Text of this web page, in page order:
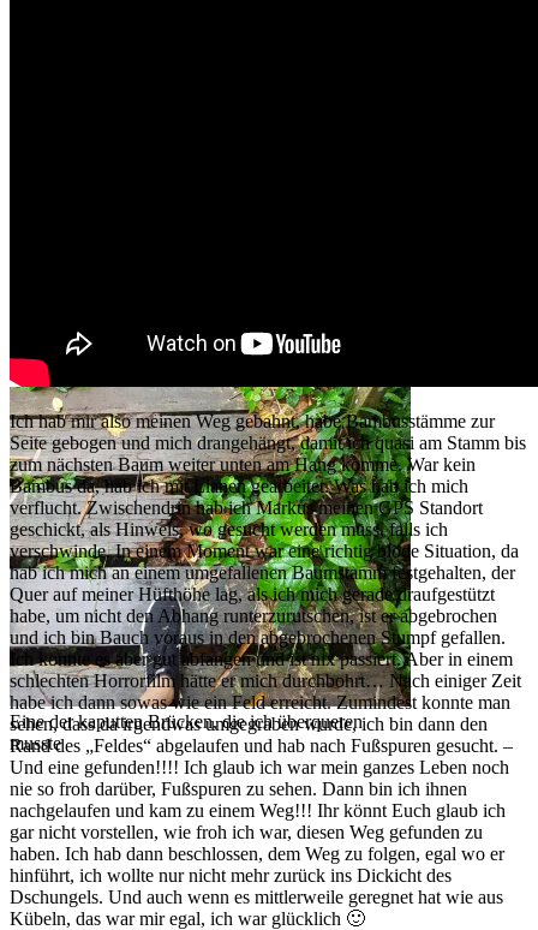
Eine der kaputten Brücken, die ich überqueren
musste
Ich hab mir also meinen Weg gebahnt, habe Bambusstämme zur
Seite gebogen und mich drangehängt, damit ich quasi am Stamm bis
zum nächsten Baum weiter unten am Hang komme. War kein
Bambus da, hab ich mit Lianen gearbeitet. Was hab ich mich
verflucht. Zwischendrin hab ich Markus meinen GPS Standort
geschickt, als Hinweis, wo gesucht werden muss, falls ich
verschwinde. In einem Moment war eine richtig blöde Situation, da
hab ich mich an einem umgefallenen Baumstamm festgehalten, der
Quer auf meiner Hüfthöhe lag, als ich mich gerade draufgestützt
habe, um nicht den Abhang runterzurutschen, ist er abgebrochen
und ich bin Bauch voraus in den abgebrochenen Stumpf gefallen.
Ich konnte es aber gut abfangen und ist nix passiert. Aber in einem
schlechten Horrorfilm hätte er mich durchbohrt… Nach einiger Zeit
habe ich dann sowas wie ein Feld erreicht. Zumindest konnte man
sehen, dass da irgendwas umgegraben wurde, ich bin dann den
Rand des „Feldes“ abgelaufen und hab nach Fußspuren gesucht. –
Und eine gefunden!!!! Ich glaub ich war mein ganzes Leben noch
nie so froh darüber, Fußspuren zu sehen. Dann bin ich ihnen
nachgelaufen und kam zu einem Weg!!! Ihr könnt Euch glaub ich
gar nicht vorstellen, wie froh ich war, diesen Weg gefunden zu
haben. Ich hab dann beschlossen, dem Weg zu folgen, egal wo er
hinführt, ich wollte nur nicht mehr zurück ins Dickicht des
Dschungels. Und auch wenn es mittlerweile geregnet hat wie aus
Kübeln, das war mir egal, ich war glücklich 🙂